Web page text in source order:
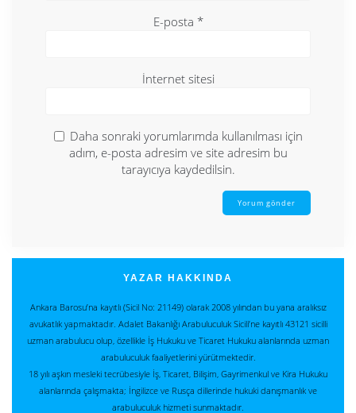
E-posta *
İnternet sitesi
Daha sonraki yorumlarımda kullanılması için
adım, e-posta adresim ve site adresim bu
tarayıcıya kaydedilsin.
YAZAR HAKKINDA
Ankara Barosu’na kayıtlı (Sicil No: 21149) olarak 2008 yılından bu yana aralıksız
avukatlık yapmaktadır. Adalet Bakanlığı Arabuluculuk Sicili’ne kayıtlı 43121 sicilli
uzman arabulucu olup, özellikle İş Hukuku ve Ticaret Hukuku alanlarında uzman
arabuluculuk faaliyetlerini yürütmektedir.
18 yılı aşkın mesleki tecrübesiyle İş, Ticaret, Bilişim, Gayrimenkul ve Kira Hukuku
alanlarında çalışmakta; İngilizce ve Rusça dillerinde hukuki danışmanlık ve
arabuluculuk hizmeti sunmaktadır.